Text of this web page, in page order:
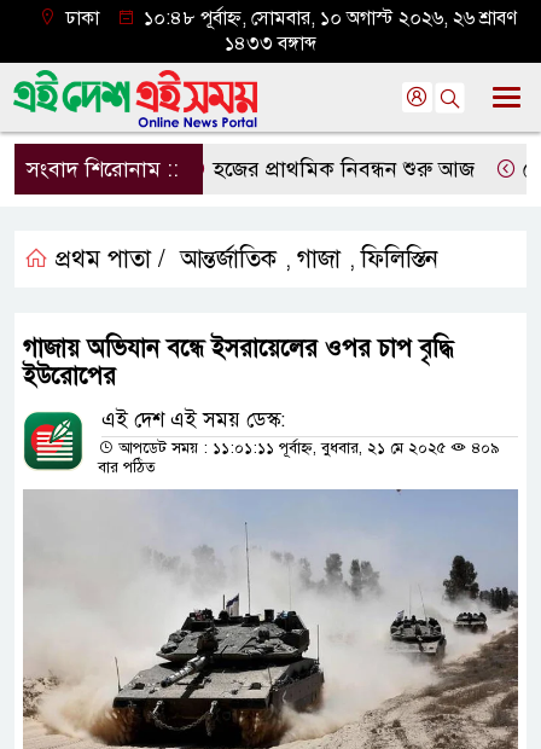
ঢাকা
১০:৪৮ পূর্বাহ্ন, সোমবার, ১০ অগাস্ট ২০২৬, ২৬ শ্রাবণ
১৪৩৩ বঙ্গাব্দ
সংবাদ শিরোনাম ::হজের প্রাথমিক নিবন্ধন শুরু আজ
প্রথম পাতা / আন্তর্জাতিক , গাজা ,ফিলিস্তিন
গাজায় অভিযান বন্ধে ইসরায়েলের ওপর চাপ বৃদ্ধি
ইউরোপের
এই দেশ এই সময় ডেস্ক:
আপডেট সময় : ১১:০১:১১ পূর্বাহ্ন, বুধবার, ২১ মে ২০২৫
৪০৯
বার পঠিত